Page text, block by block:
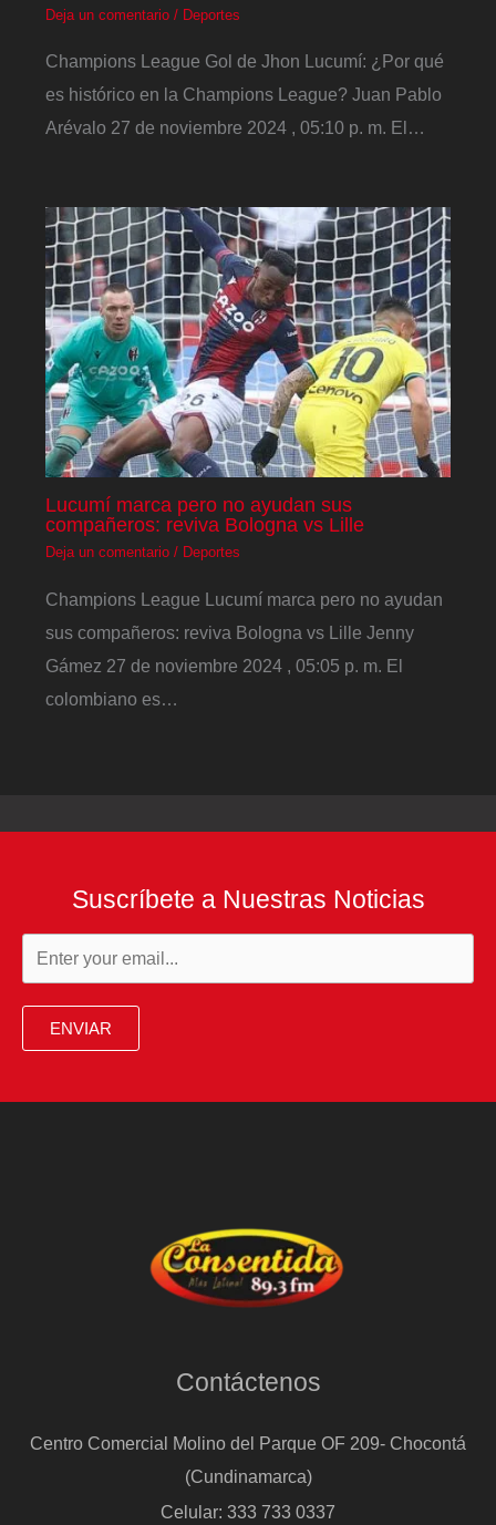
Deja un comentario / Deportes
Champions League Gol de Jhon Lucumí: ¿Por qué
es histórico en la Champions League? Juan Pablo
Arévalo 27 de noviembre 2024 , 05:10 p. m. El…
Lucumí marca pero no ayudan sus
compañeros: reviva Bologna vs Lille
Deja un comentario / Deportes
Champions League Lucumí marca pero no ayudan
sus compañeros: reviva Bologna vs Lille Jenny
Gámez 27 de noviembre 2024 , 05:05 p. m. El
colombiano es…
Suscríbete a Nuestras Noticias
ENVIAR
Contáctenos
Centro Comercial Molino del Parque OF 209- Chocontá
(Cundinamarca)
Celular: 333 733 0337